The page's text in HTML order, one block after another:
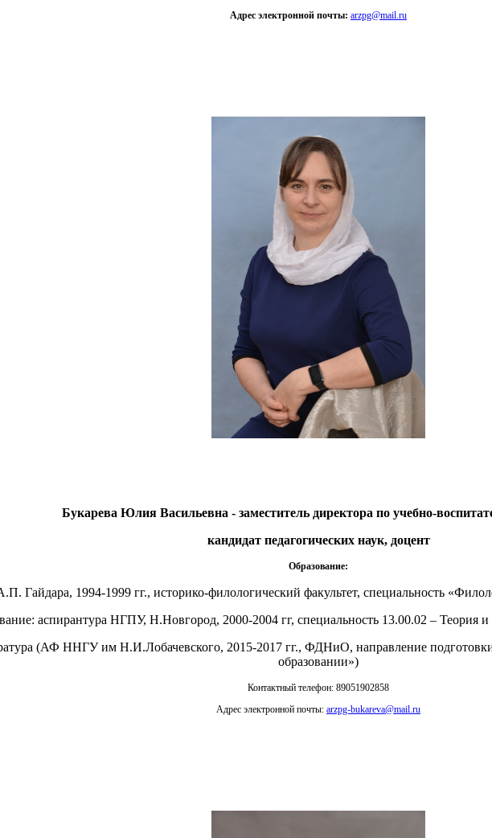
Адрес электронной почты: arzpg@mail.ru
Букарева Юлия Васильевна - заместитель директора по учебно-
кандидат педагогических наук, доцент
Образование:
Гайдара, 1994-1999 гг., историко-филологический факультет, специальность
аспирантура НГПУ, Н.Новгород, 2000-2004 гг, специальность 13.00.02 – Теория
(АФ ННГУ им Н.И.Лобачевского, 2015-2017 гг., ФДНиО, направление
образовании»)
Контактный телефон: 89051902858
Адрес электронной почты: arzpg-bukareva@mail.ru